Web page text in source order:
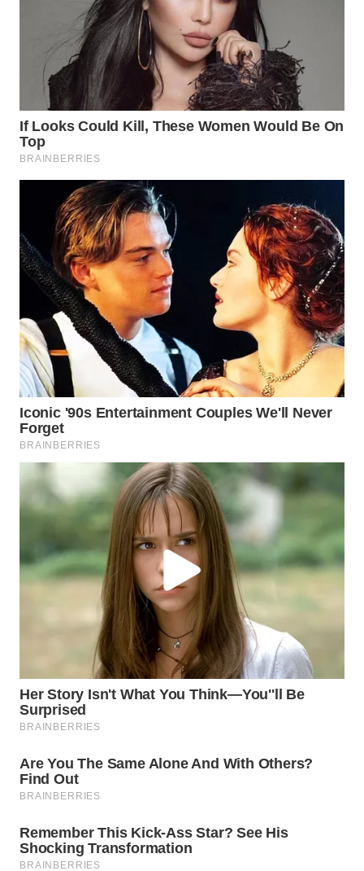
WN
NIAS
WN
LANGKAT
TAPANULI
SELATAN
TANJUNG
LESUNG
WN
KARO
WN
SIMALUNGUN
WN
LABUHANBATU
WN DELI
TINGGI
WN
WN
KARAWANG
WN
BEKASI